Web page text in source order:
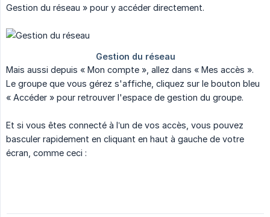
Gestion du réseau » pour y accéder directement.
Mais aussi depuis « Mon compte », allez dans « Mes accès ».
Le groupe que vous gérez s'affiche, cliquez sur le bouton bleu
« Accéder » pour retrouver l'espace de gestion du groupe.
Et si vous êtes connecté à l’un de vos accès, vous pouvez
basculer rapidement en cliquant en haut à gauche de votre
écran, comme ceci :